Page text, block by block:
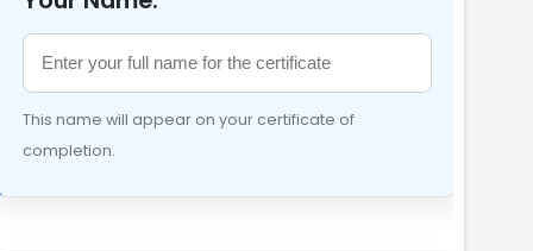
This name will appear on your certificate of
completion.